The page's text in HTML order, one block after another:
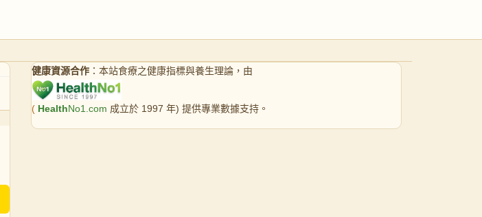
健康資源合作 ：本站食療之健康指標與養生理論，由
( HealthNo1.com 成立於 1997 年) 提供專業數據支持。